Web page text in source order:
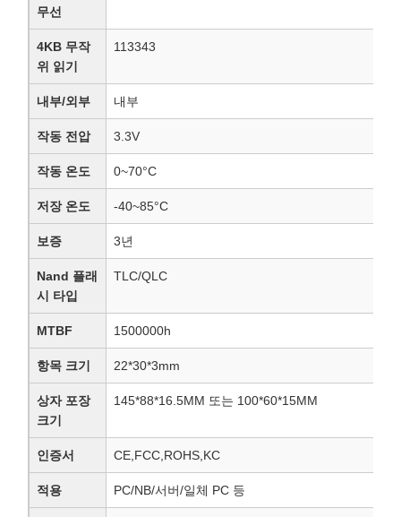
무선
4KB 무작
위 읽기
113343
내부/외부 내부
작동 전압 3.3V
작동 온도 0~70°C
저장 온도 -40~85°C
보증 3년
Nand 플래
시 타입
TLC/QLC
MTBF 1500000h
항목 크기 22*30*3mm
상자 포장
크기
145*88*16.5MM 또는 100*60*15MM
인증서 CE,FCC,ROHS,KC
적용 PC/NB/서버/일체 PC 등